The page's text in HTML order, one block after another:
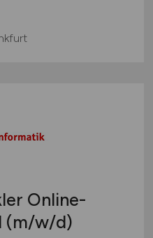
Online-
(m/w/d)